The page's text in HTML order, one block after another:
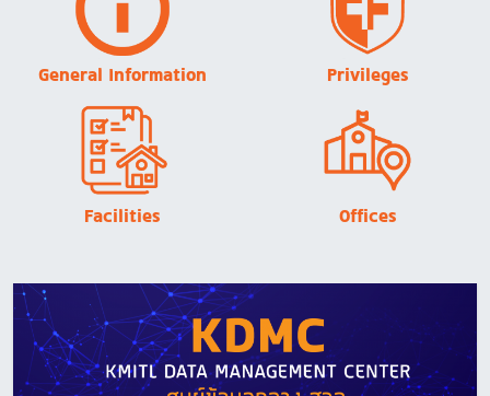
General Information Privileges
Image
Facilities
Image
Offices